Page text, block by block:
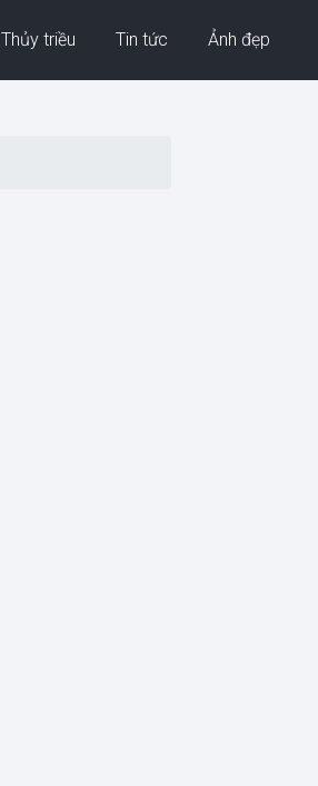
Thủy triều Tin tức Ảnh đẹp